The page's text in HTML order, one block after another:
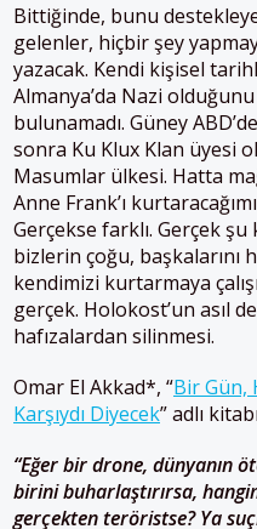
Bittiğinde, bunu
gelenler, hiçbir şey
yazacak. Kendi kişisel
Almanya’da Nazi
bulunamadı. Güney
sonra Ku Klux Klan üyesi
Masumlar ülkesi. Hatta
Anne Frank’ı
Gerçekse farklı. Gerçek
bizlerin çoğu, başkalarını
kendimizi kurtarmaya
gerçek. Holokost’un asıl
hafızalardan silinmesi.
Omar El Akkad*, “Bir Gün,
Karşıydı Diyecek” adlı
“Eğer bir drone, dünyanın
birini buharlaştırırsa,
gerçekten teröristse? Ya